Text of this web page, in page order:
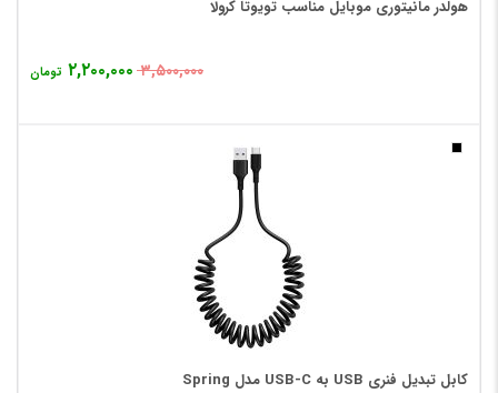
هولدر مانیتوری موبایل مناسب تویوتا کرولا
۳,۵۰۰,۰۰۰ ۲,۲۰۰,۰۰۰ تومان
کابل تبدیل فنری USB به USB-C مدل Spring